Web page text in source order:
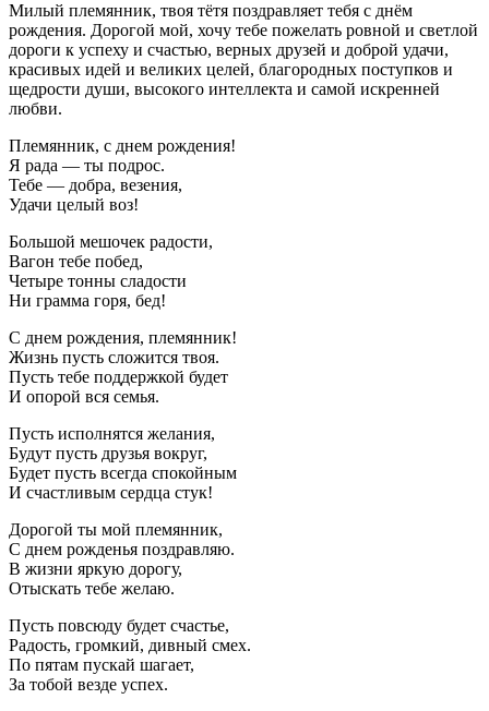
Милый племянник, твоя тётя поздравляет тебя с днём
рождения. Дорогой мой, хочу тебе пожелать ровной и светлой
дороги к успеху и счастью, верных друзей и доброй удачи,
красивых идей и великих целей, благородных поступков и
щедрости души, высокого интеллекта и самой искренней
любви.
Племянник, с днем рождения!
Я рада — ты подрос.
Тебе — добра, везения,
Удачи целый воз!
Большой мешочек радости,
Вагон тебе побед,
Четыре тонны сладости
Ни грамма горя, бед!
С днем рождения, племянник!
Жизнь пусть сложится твоя.
Пусть тебе поддержкой будет
И опорой вся семья.
Пусть исполнятся желания,
Будут пусть друзья вокруг,
Будет пусть всегда спокойным
И счастливым сердца стук!
Дорогой ты мой племянник,
С днем рожденья поздравляю.
В жизни яркую дорогу,
Отыскать тебе желаю.
Пусть повсюду будет счастье,
Радость, громкий, дивный смех.
По пятам пускай шагает,
За тобой везде успех.